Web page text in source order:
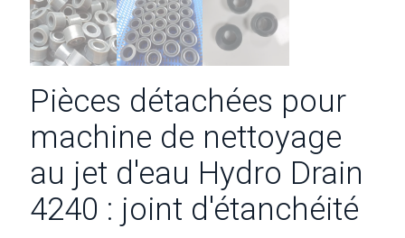
Pièces détachées pour
machine de nettoyage
au jet d'eau Hydro Drain
4240 : joint d'étanchéité